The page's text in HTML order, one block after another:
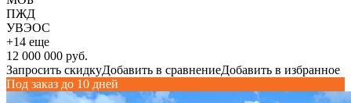
ПЖД
УВЭОС
+14 еще
12 000 000 руб.
Запросить скидкуДобавить в сравнениеДобавить в избранное
Под заказ до 10 дней